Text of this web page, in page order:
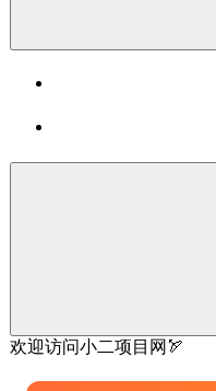
欢迎访问小二项目网🏹